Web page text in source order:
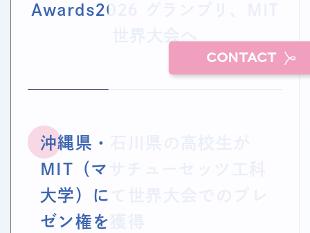
CONTACT
Awards2026 グランプリ、MIT
沖縄県・石川県の高校生が
MIT（マサチューセッツ工科
大学）にて世界大会でのプレ
ゼン権を獲得